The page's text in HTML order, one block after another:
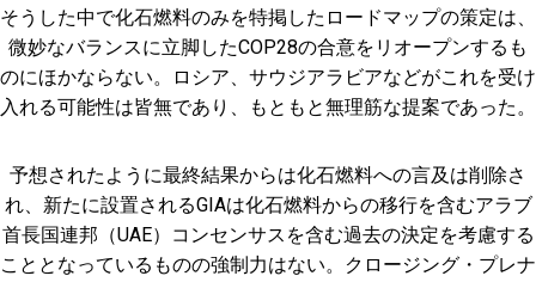
そうした中で化石燃料のみを特掲したロードマップの策定は、
微妙なバランスに立脚したCOP28の合意をリオープンするも
のにほかならない。ロシア、サウジアラビアなどがこれを受け
入れる可能性は皆無であり、もともと無理筋な提案であった。
予想されたように最終結果からは化石燃料への言及は削除さ
れ、新たに設置されるGIAは化石燃料からの移行を含むアラブ
首長国連邦（UAE）コンセンサスを含む過去の決定を考慮する
こととなっているものの強制力はない。クロージング・プレナ